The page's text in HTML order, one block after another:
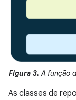
Figura 3. A função
As classes de